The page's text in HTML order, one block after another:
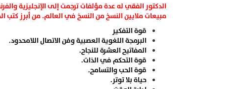
الدكتور الفقي له عدة مؤلفات ترجمت إلى الإنجليزية
مبيعات ملايين النسخ من النسخ في العالم. من أبرز كتب
قوة التفكير
البرمجة اللغوية العصبية وفن الاتصال اللامحدود.
المفاتيح العشرة للنجاح.
قوة التحكم في الذات.
قوة الحب والتسامح.
حياة بلا توتر.